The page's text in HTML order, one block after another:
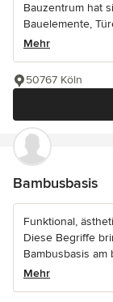
Bauzentrum hat
Bauelemente,
Mehr
50767 Köln
Bambusbasis
Funktional,
Diese Begriffe
Bambusbasis am
Mehr